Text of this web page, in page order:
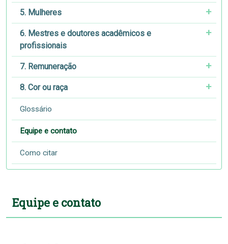
5. Mulheres
6. Mestres e doutores acadêmicos e
profissionais
7. Remuneração
8. Cor ou raça
Glossário
Equipe e contato
Como citar
Equipe e contato